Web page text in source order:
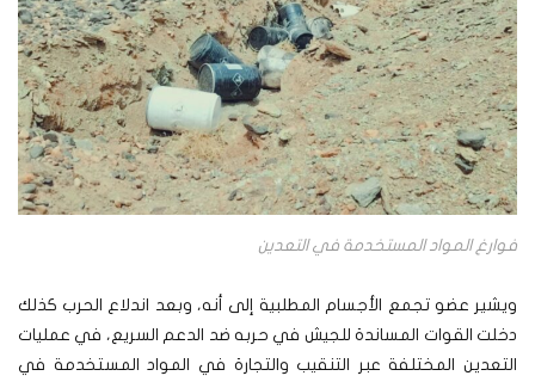
فوارغ المواد المستخدمة في التعدين
ويشير عضو تجمع الأجسام المطلبية إلى أنه، وبعد اندلاع الحرب كذلك
دخلت القوات المساندة للجيش في حربه ضد الدعم السريع، في عمليات
التعدين المختلفة عبر التنقيب والتجارة في المواد المستخدمة في